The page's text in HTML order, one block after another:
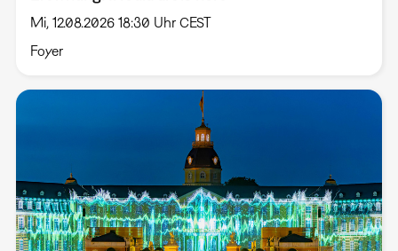
Mi, 12.08.2026 18:30 Uhr CEST
Foyer